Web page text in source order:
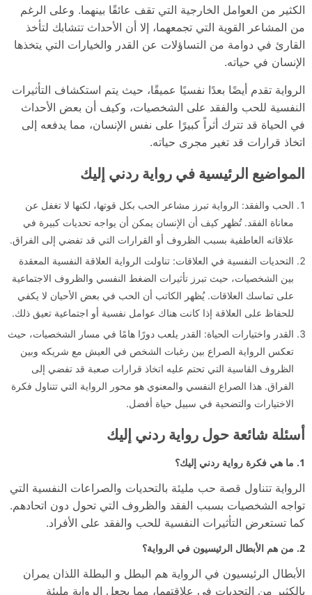
الكثير من العوامل الخارجية التي تقف عائقًا بينهما. وعلى الرغم
من المشاعر القوية التي تجمعهما، إلا أن الأحداث تتشابك لتأخذ
القارئ في دوامة من التساؤلات عن القدر والخيارات التي يتخذها
الإنسان في حياته.
الرواية تقدم أيضًا بعدًا نفسيًا عميقًا، حيث يتم استكشاف التأثيرات
النفسية للحب والفقد على الشخصيات، وكيف أن بعض الأحداث
في الحياة قد تترك أثراً كبيرًا على نفس الإنسان، مما يدفعه إلى
اتخاذ قرارات قد تغير مجرى حياته.
المواضيع الرئيسية في رواية ردني إليك
الحب والفقد: الرواية تبرز مشاعر الحب بكل قوتها، لكنها لا تغفل عن
معاناة الفقد. تُظهر كيف أن الإنسان يمكن أن يواجه تحديات كبيرة في
علاقاته العاطفية بسبب الظروف أو القرارات التي قد تفضي إلى الفراق.
التحديات النفسية في العلاقات: تناولت الرواية العلاقة النفسية المعقدة
بين الشخصيات، حيث تبرز تأثيرات الضغط النفسي والظروف الاجتماعية
على تماسك العلاقات. يُظهر الكاتب أن الحب في بعض الأحيان لا يكفي
للحفاظ على العلاقة إذا كانت هناك عوامل نفسية أو اجتماعية تعيق ذلك.
القدر واختيارات الحياة: القدر يلعب دورًا هامًا في مسار الشخصيات، حيث
تعكس الرواية الصراع بين رغبات الشخص في العيش مع شريكه وبين
الظروف القاسية التي تحتم عليه اتخاذ قرارات صعبة قد تفضي إلى
الفراق. هذا الصراع النفسي والمعنوي هو محور الرواية التي تتناول فكرة
الاختيارات والتضحية في سبيل حياة أفضل.
أسئلة شائعة حول رواية ردني إليك
1. ما هي فكرة رواية ردني إليك؟
الرواية تتناول قصة حب مليئة بالتحديات والصراعات النفسية التي
تواجه الشخصيات بسبب الفقد والظروف التي تحول دون اتحادهم.
كما تستعرض التأثيرات النفسية للحب والفقد على الأفراد.
2. من هم الأبطال الرئيسيون في الرواية؟
الأبطال الرئيسيون في الرواية هم البطل و البطلة اللذان يمران
بالكثير من التحديات في علاقتهما، مما يجعل الرواية مليئة